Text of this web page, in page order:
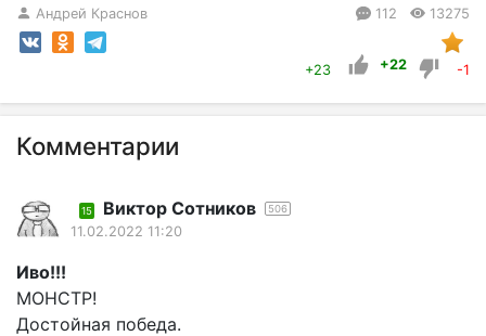
Андрей Краснов 112 13275
+23 +22 -1
Комментарии
15 Виктор Сотников 506
11.02.2022 11:20
Иво!!!
МОНСТР!
Достойная победа.